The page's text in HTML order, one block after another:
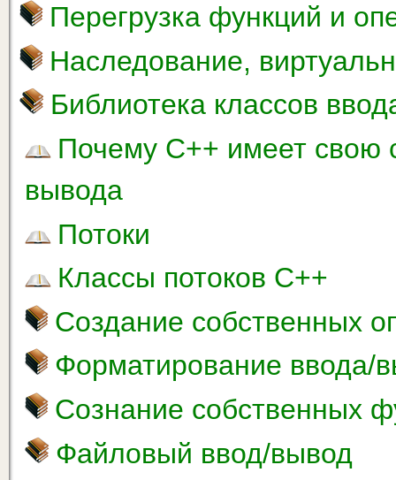
Перегрузка функций и
Наследование,
Библиотека классов
Почему C++ имеет свою
вывода
Потоки
Классы потоков C++
Создание собственных
Форматирование ввода/
Сознание собственных
Файловый ввод/вывод